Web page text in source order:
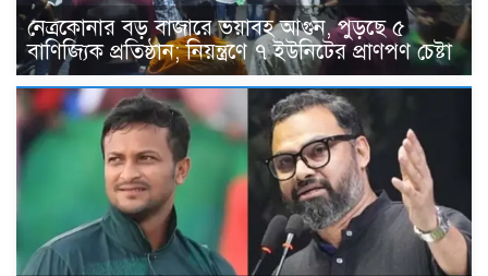
নেত্রকোনার বড় বাজারে ভয়াবহ আগুন, পুড়ছে ৫
বাণিজ্যিক প্রতিষ্ঠান; নিয়ন্ত্রণে ৭ ইউনিটের প্রাণপণ চেষ্টা